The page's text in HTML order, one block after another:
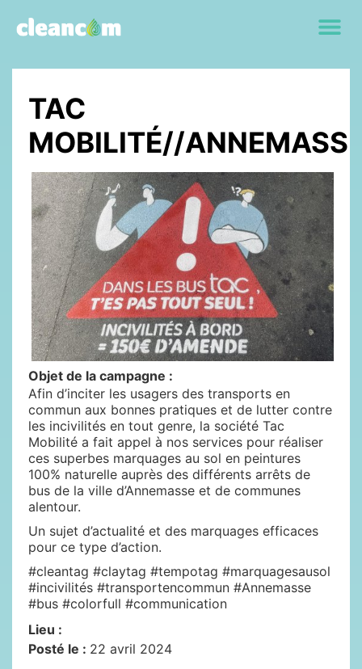
TAC
MOBILITÉ//
Objet de la campagne :
Afin d’inciter les usagers des transports en
commun aux bonnes pratiques et de lutter contre
les incivilités en tout genre, la société Tac
Mobilité a fait appel à nos services pour réaliser
ces superbes marquages au sol en peintures
100% naturelle auprès des différents arrêts de
bus de la ville d’Annemasse et de communes
alentour.
Un sujet d’actualité et des marquages efficaces
pour ce type d’action.
#cleantag #claytag #tempotag #marquagesausol
#incivilités #transportencommun #Annemasse
#bus #colorfull #communication
Lieu :
Posté le : 22 avril 2024